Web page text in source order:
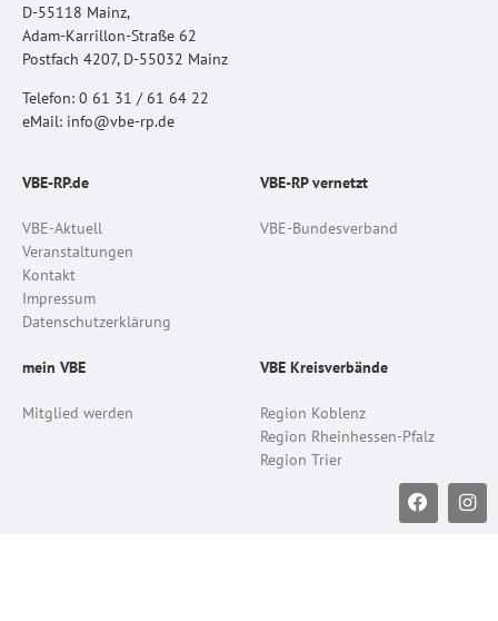
D-55118 Mainz,
Adam-Karrillon-Straße 62
Postfach 4207, D-55032 Mainz
Telefon: 0 61 31 / 61 64 22
eMail: info@vbe-rp.de
VBE-RP.de
VBE-Aktuell
Veranstaltungen
Kontakt
Impressum
Datenschutzerklärung
VBE-RP vernetzt
VBE-Bundesverband
mein VBE
Mitglied werden
VBE Kreisverbände
Region Koblenz
Region Rheinhessen-Pfalz
Region Trier